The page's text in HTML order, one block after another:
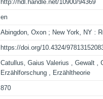
http://hdl.handle.net/10900/94369
en
Abingdon, Oxon ; New York, NY :
https://doi.org/10.4324/
Catullus, Gaius Valerius , Gewalt ,
Erzählforschung , Erzähltheorie
870